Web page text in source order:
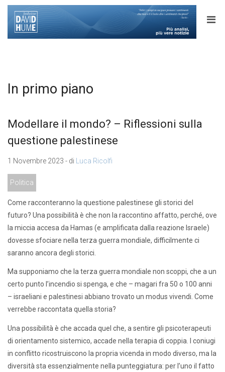
In primo piano
Modellare il mondo? – Riflessioni sulla
questione palestinese
1 Novembre 2023 - di Luca Ricolfi
Politica
Come racconteranno la questione palestinese gli storici del
futuro? Una possibilità è che non la raccontino affatto, perché, ove
la miccia accesa da Hamas (e amplificata dalla reazione Israele)
dovesse sfociare nella terza guerra mondiale, difficilmente ci
saranno ancora degli storici.
Ma supponiamo che la terza guerra mondiale non scoppi, che a un
certo punto l’incendio si spenga, e che – magari fra 50 o 100 anni
– israeliani e palestinesi abbiano trovato un modus vivendi. Come
verrebbe raccontata quella storia?
Una possibilità è che accada quel che, a sentire gli psicoterapeuti
di orientamento sistemico, accade nella terapia di coppia. I coniugi
in conflitto ricostruiscono la propria vicenda in modo diverso, ma la
diversità sta essenzialmente nella punteggiatura: per l’uno il fatto